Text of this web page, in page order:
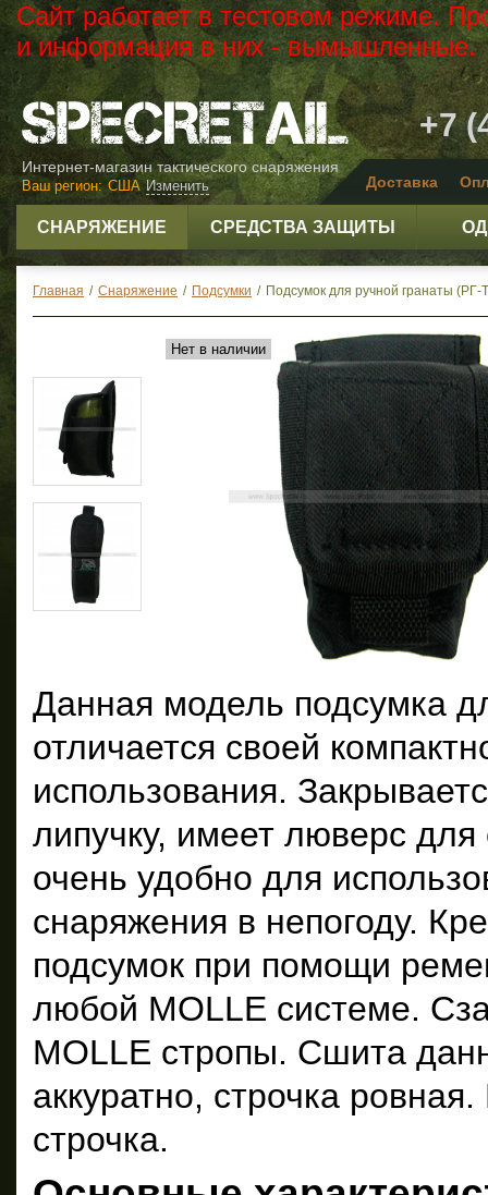
Сайт работает в тестовом режиме.
и информация в них - вымышленные.
Интернет-магазин тактического снаряжения
+7
Доставка
Изменить
Ваш регион: США
СНАРЯЖЕНИЕ СРЕДСТВА ЗАЩИТЫ
Главная / Снаряжение / Подсумки / Подсумок для ручной гранаты (РГ-
Нет в наличии
Данная модель подсумка
отличается своей
использования.
липучку, имеет люверс
очень удобно для
снаряжения в непогоду.
подсумок при помощи
любой MOLLE системе.
MOLLE стропы. Сшита
аккуратно, строчка
строчка.